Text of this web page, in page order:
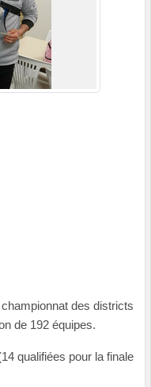
des districts
de 192 équipes.
qualifiées pour la finale